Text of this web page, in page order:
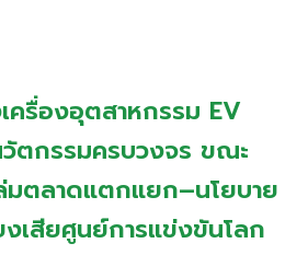
ครื่องอุตสาหกรรม EV
ตกรรมครบวงจร ขณะ
ตลาดแตกแยก–นโยบาย
งเสียศูนย์การแข่งขันโลก